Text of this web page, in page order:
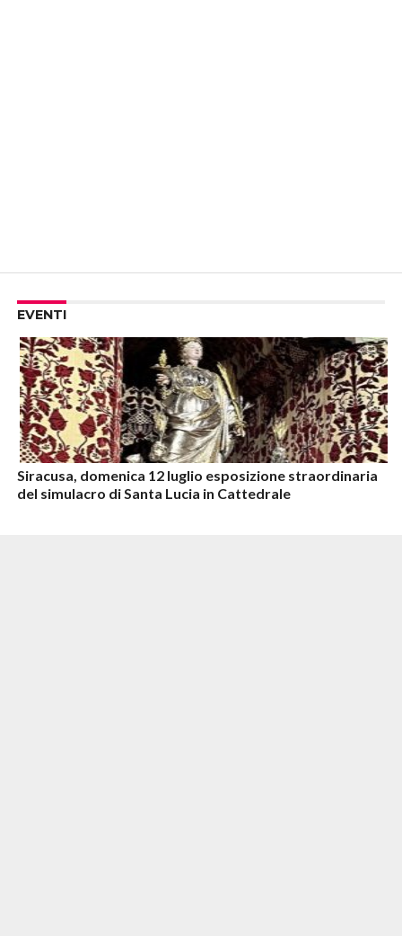
EVENTI
Siracusa, domenica 12 luglio esposizione straordinaria
del simulacro di Santa Lucia in Cattedrale